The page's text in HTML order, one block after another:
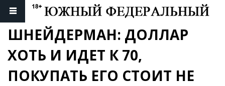
ШНЕЙДЕРМАН: ДОЛЛАР
ХОТЬ И ИДЕТ К 70,
ПОКУПАТЬ ЕГО СТОИТ НЕ